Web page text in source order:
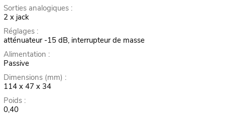
Sorties analogiques :
2 x jack
Réglages :
atténuateur -15 dB, interrupteur de masse
Alimentation :
Passive
Dimensions (mm) :
114 x 47 x 34
Poids :
0,40